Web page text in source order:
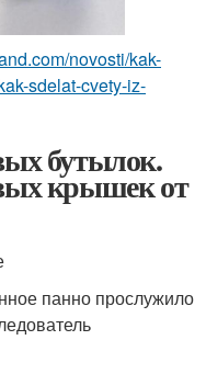
novosti/kak-
sdelat-cvety-iz-
бутылок.
крышек от
панно прослужило